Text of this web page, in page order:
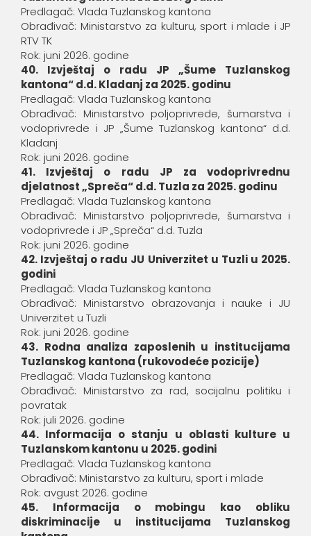
Predlagač: Vlada Tuzlanskog kantona
Obrađivač: Ministarstvo za kulturu, sport i mlade i JP
RTV TK
Rok: juni 2026. godine
40. Izvještaj o radu JP „Šume Tuzlanskog
kantona“ d.d. Kladanj za 2025. godinu
Predlagač: Vlada Tuzlanskog kantona
Obrađivač: Ministarstvo poljoprivrede, šumarstva i
vodoprivrede i JP „Šume Tuzlanskog kantona“ d.d.
Kladanj
Rok: juni 2026. godine
41. Izvještaj o radu JP za vodoprivrednu
djelatnost „Spreča“ d.d. Tuzla za 2025. godinu
Predlagač: Vlada Tuzlanskog kantona
Obrađivač: Ministarstvo poljoprivrede, šumarstva i
vodoprivrede i JP „Spreča“ d.d. Tuzla
Rok: juni 2026. godine
42. Izvještaj o radu JU Univerzitet u Tuzli u 2025.
godini
Predlagač: Vlada Tuzlanskog kantona
Obrađivač: Ministarstvo obrazovanja i nauke i JU
Univerzitet u Tuzli
Rok: juni 2026. godine
43. Rodna analiza zaposlenih u institucijama
Tuzlanskog kantona (rukovodeće pozicije)
Predlagač: Vlada Tuzlanskog kantona
Obrađivač: Ministarstvo za rad, socijalnu politiku i
povratak
Rok: juli 2026. godine
44. Informacija o stanju u oblasti kulture u
Tuzlanskom kantonu u 2025. godini
Predlagač: Vlada Tuzlanskog kantona
Obrađivač: Ministarstvo za kulturu, sport i mlade
Rok: avgust 2026. godine
45. Informacija o mobingu kao obliku
diskriminacije u institucijama Tuzlanskog